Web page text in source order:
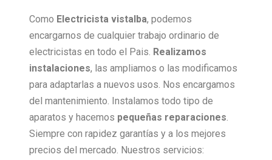
Como Electricista vistalba, podemos
encargarnos de cualquier trabajo ordinario de
electricistas en todo el Pais. Realizamos
instalaciones, las ampliamos o las modificamos
para adaptarlas a nuevos usos. Nos encargamos
del mantenimiento. Instalamos todo tipo de
aparatos y hacemos pequeñas reparaciones.
Siempre con rapidez garantías y a los mejores
precios del mercado. Nuestros servicios: